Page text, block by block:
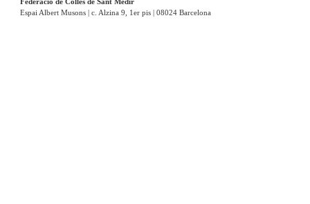
Espai Albert Musons | c. Alzina 9, 1er pis | 08024 Barcelona